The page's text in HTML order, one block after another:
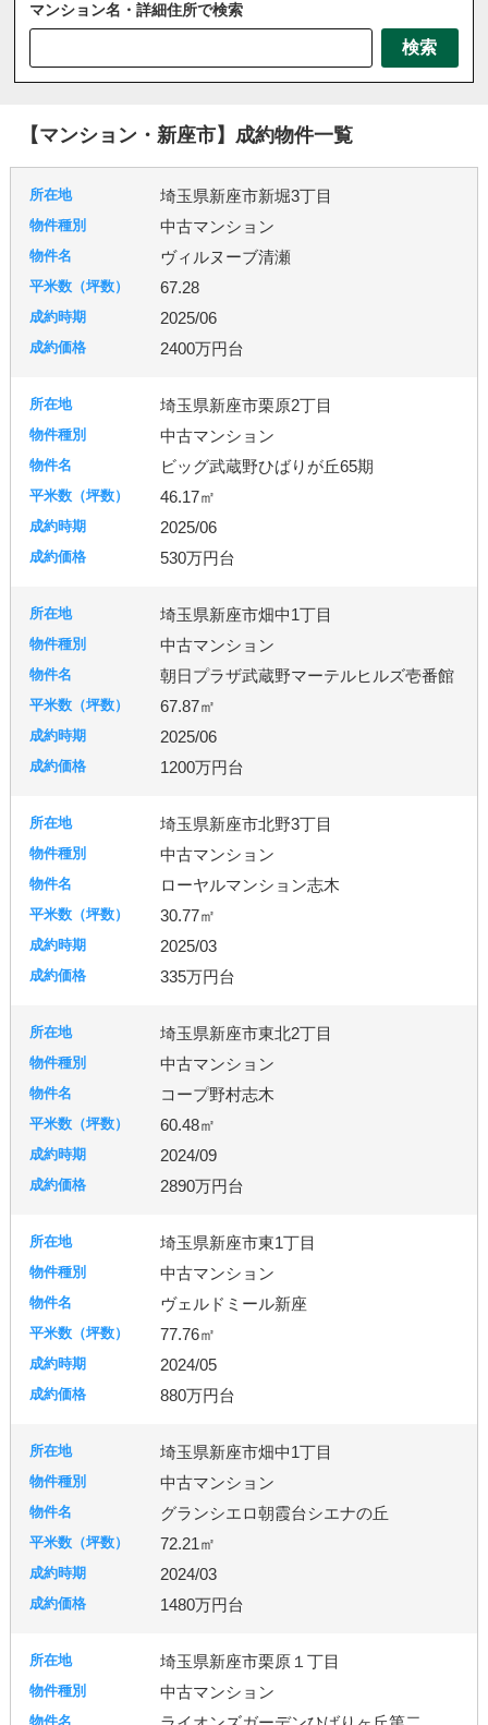
三郷市
八潮市
北本市 吉川市 和光市
宮代町
杉戸町
東松山市 松伏町 桶川市
蕨市
上里町 伊奈町
日高市
鶴ヶ島市 加須市
羽生市
幸手市 北葛飾郡 富士見市
台東区 東京都北区 足立区
千葉市 流山市
秦野市 厚木市
宇都宮市
札幌市
マンション名・詳細住所で検索
検索
【マンション・新座市】成約物件一覧
埼玉県新座市新堀3丁目
中古マンション
ヴィルヌーブ清瀬
67.28
2025/06
2400万円台
埼玉県新座市栗原2丁目
中古マンション
ビッグ武蔵野ひばりが丘65期
46.17㎡
2025/06
530万円台
埼玉県新座市畑中1丁目
中古マンション
朝日プラザ武蔵野マーテルヒルズ壱番館
67.87㎡
2025/06
1200万円台
埼玉県新座市北野3丁目
中古マンション
ローヤルマンション志木
30.77㎡
2025/03
335万円台
埼玉県新座市東北2丁目
中古マンション
コープ野村志木
60.48㎡
2024/09
2890万円台
埼玉県新座市東1丁目
中古マンション
ヴェルドミール新座
77.76㎡
2024/05
880万円台
埼玉県新座市畑中1丁目
中古マンション
グランシエロ朝霞台シエナの丘
72.21㎡
2024/03
1480万円台
埼玉県新座市栗原１丁目
中古マンション